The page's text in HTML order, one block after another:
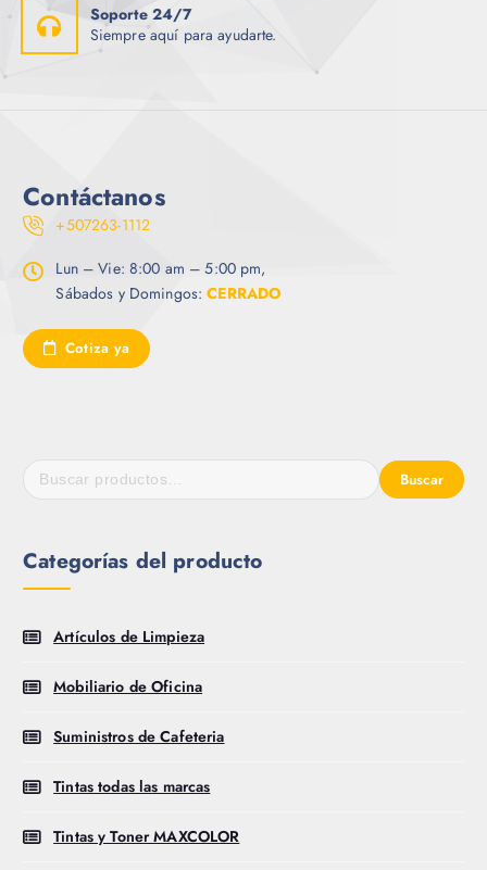
Soporte 24/7
Siempre aquí para ayudarte.
Contáctanos
+507263-1112
Lun – Vie: 8:00 am – 5:00 pm,
Sábados y Domingos:CERRADO
Cotiza ya
Buscar
Categorías del producto
Artículos de Limpieza
Mobiliario de Oficina
Suministros de Cafeteria
Tintas todas las marcas
Tintas y Toner MAXCOLOR